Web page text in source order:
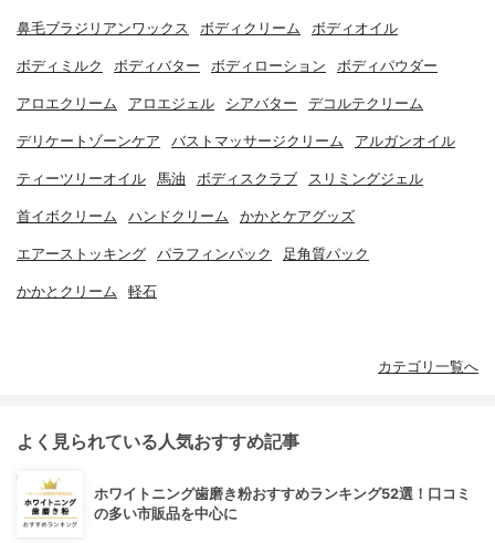
鼻毛ブラジリアンワックス ボディクリーム ボディオイル
ボディミルク ボディバター ボディローション ボディパウダー
アロエクリーム アロエジェル シアバター デコルテクリーム
デリケートゾーンケア バストマッサージクリーム アルガンオイル
ティーツリーオイル 馬油 ボディスクラブ スリミングジェル
首イボクリーム ハンドクリーム かかとケアグッズ
エアーストッキング パラフィンパック 足角質パック
かかとクリーム 軽石
カテゴリ一覧へ
よく見られている人気おすすめ記事
ホワイトニング歯磨き粉おすすめランキング52選！口コミ
の多い市販品を中心に